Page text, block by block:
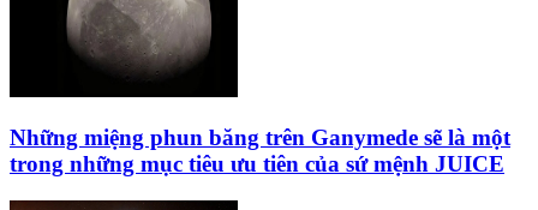
Những miệng phun băng trên Ganymede sẽ là một
trong những mục tiêu ưu tiên của sứ mệnh JUICE